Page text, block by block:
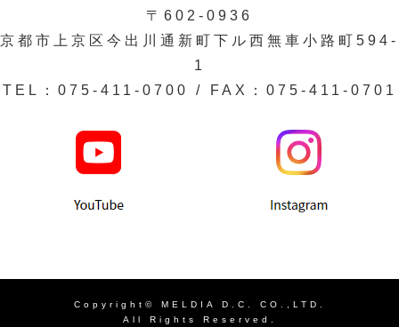
〒602-0936
京都市上京区今出川通新町下ル西無車小路町594-
1
TEL：075-411-0700 / FAX：075-411-0701
Copyright© MELDIA D.C. CO.,LTD.
All Rights Reserved.